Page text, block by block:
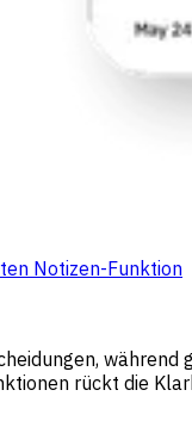
Notizen-Funktion
rückt die